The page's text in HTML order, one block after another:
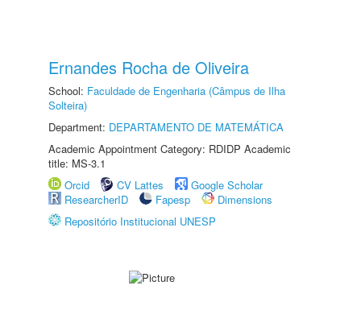
Ernandes Rocha de Oliveira
School: Faculdade de Engenharia (Câmpus de Ilha
Solteira)
Department: DEPARTAMENTO DE MATEMÁTICA
Academic Appointment Category: RDIDP Academic
title: MS-3.1
Orcid
CV Lattes
Google Scholar
ResearcherID
Fapesp
Dimensions
Repositório Institucional UNESP